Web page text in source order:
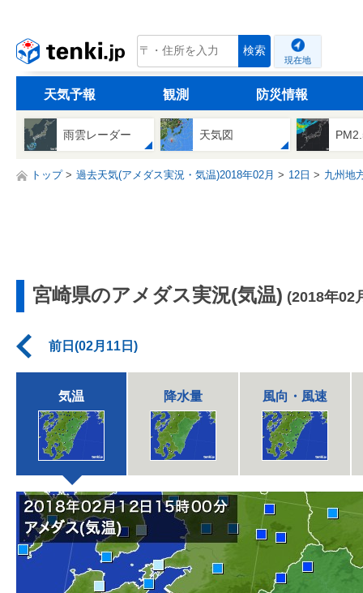
tenki.jp 検索
現在地
天気予報 観測 防災情報
雨雲レーダー 天気図
トップ 過去天気(アメダス実況・気温)2018年02月 12日 九州地
宮崎県のアメダス実況(気温) (2018年02
前日(02月11日)
気温 降水量 風向・風速